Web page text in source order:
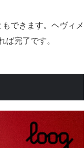
できます。ヘヴィメ
完了です。